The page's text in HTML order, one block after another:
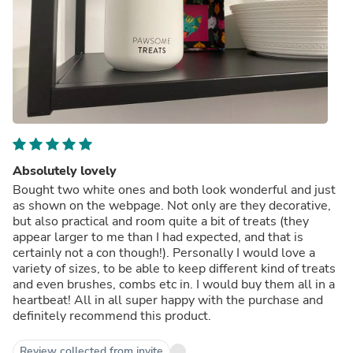
Absolutely lovely
Bought two white ones and both look wonderful and just
as shown on the webpage. Not only are they decorative,
but also practical and room quite a bit of treats (they
appear larger to me than I had expected, and that is
certainly not a con though!). Personally I would love a
variety of sizes, to be able to keep different kind of treats
and even brushes, combs etc in. I would buy them all in a
heartbeat! All in all super happy with the purchase and
definitely recommend this product.